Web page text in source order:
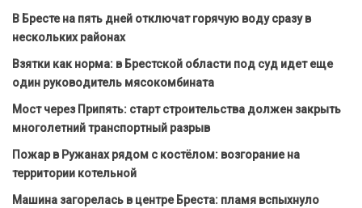
В Бресте на пять дней отключат горячую воду сразу в
нескольких районах
Взятки как норма: в Брестской области под суд идет еще
один руководитель мясокомбината
Мост через Припять: старт строительства должен закрыть
многолетний транспортный разрыв
Пожар в Ружанах рядом с костёлом: возгорание на
территории котельной
Машина загорелась в центре Бреста: пламя вспыхнуло